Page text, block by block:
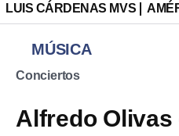
LUIS CÁRDENAS MVS
MÚSICA
Conciertos
Alfredo